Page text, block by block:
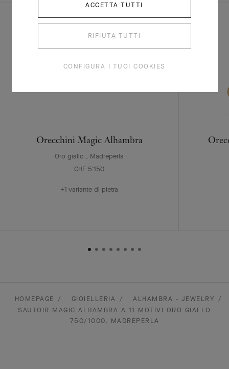
Orecchini Magic Alhambra
Oro giallo , Madreperla
CHF 5'150
+1 variante di pietra
HOMEPAGE GIOIELLERIA
ALHAMBRA - JEWELRY
SAUTOIR MAGIC ALHAMBRA A 11 MOTIVI ORO GIALLO
750/1000, MADREPERLA
ACCETTA TUTTI
RIFIUTA TUTTI
CONFIGURA I TUOI COOKIES